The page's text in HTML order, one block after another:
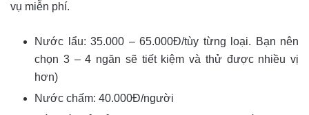
vụ miễn phí.
Nước lẩu: 35.000 – 65.000Đ/tùy từng loại. Bạn nên
chọn 3 – 4 ngăn sẽ tiết kiệm và thử được nhiều vị
hơn)
Nước chấm: 40.000Đ/người